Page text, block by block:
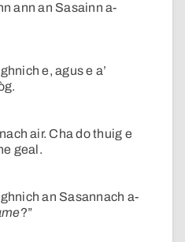
ann an Sasainn a-
e, agus e a’
air. Cha do thuig e
geal.
an Sasannach a-
?”